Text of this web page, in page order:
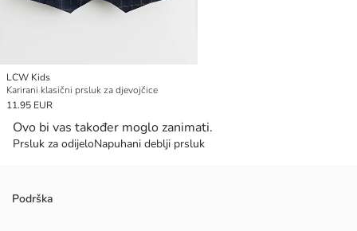
LCW Kids
Karirani klasični prsluk za djevojčice
11.95 EUR
Ovo bi vas također moglo zanimati.
Prsluk za odijeloNapuhani deblji prsluk
Podrška